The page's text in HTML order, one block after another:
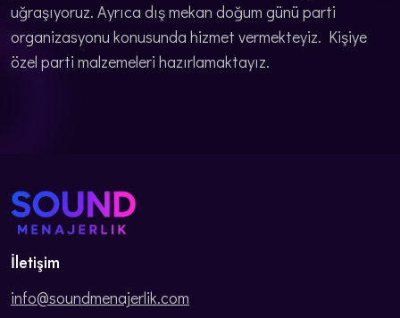
uğraşıyoruz. Ayrıca dış mekan doğum günü parti
organizasyonu konusunda hizmet vermekteyiz. Kişiye
özel parti malzemeleri hazırlamaktayız.
İletişim
info@soundmenajerlik.com